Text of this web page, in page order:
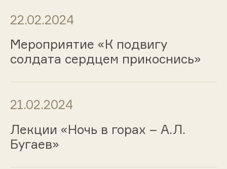
22.02.2024
Мероприятие «К подвигу
солдата сердцем прикоснись»
21.02.2024
Лекции «Ночь в горах – А.Л.
Бугаев»